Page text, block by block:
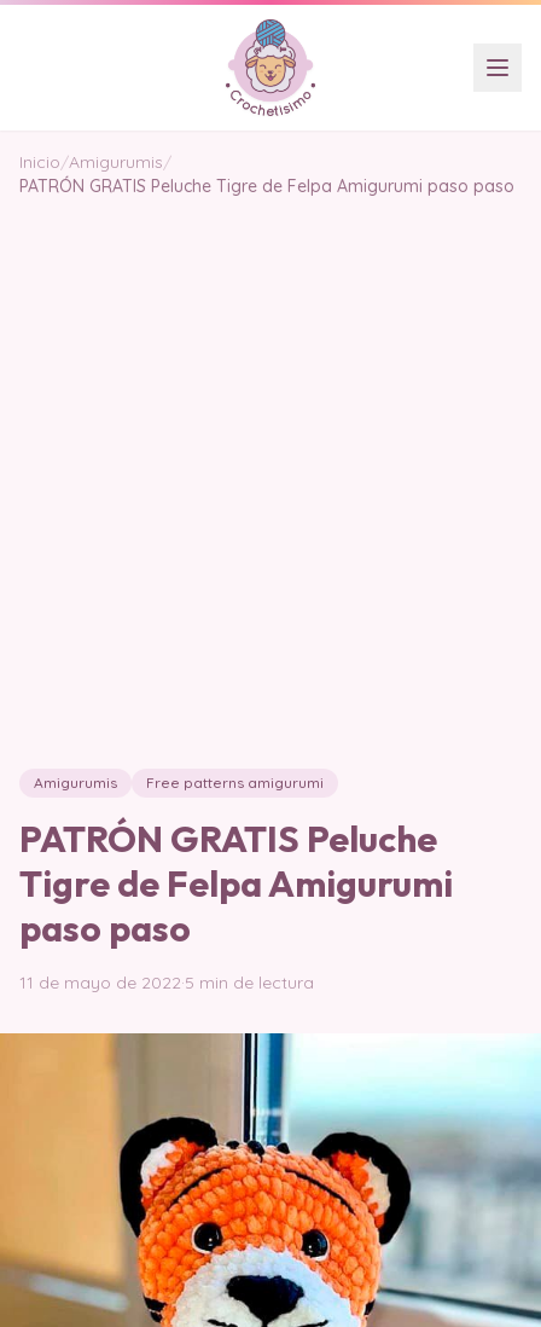
Inicio/Amigurumis/
PATRÓN GRATIS Peluche Tigre de Felpa Amigurumi paso paso
Amigurumis Free patterns amigurumi
PATRÓN GRATIS Peluche
Tigre de Felpa Amigurumi
paso paso
11 de mayo de 2022·5 min de lectura